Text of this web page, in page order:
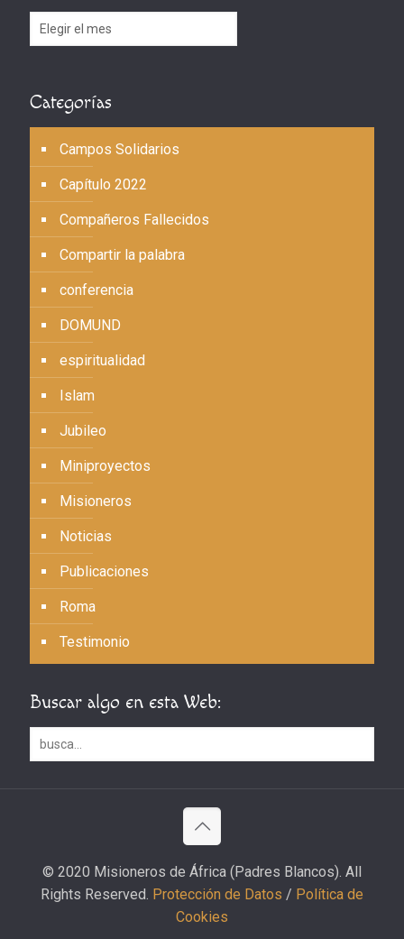
Archivos
Categorías
Campos Solidarios
Capítulo 2022
Compañeros Fallecidos
Compartir la palabra
conferencia
DOMUND
espiritualidad
Islam
Jubileo
Miniproyectos
Misioneros
Noticias
Publicaciones
Roma
Testimonio
Buscar algo en esta Web:
© 2020 Misioneros de África (Padres Blancos). All
Rights Reserved. Protección de Datos / Política de
Cookies